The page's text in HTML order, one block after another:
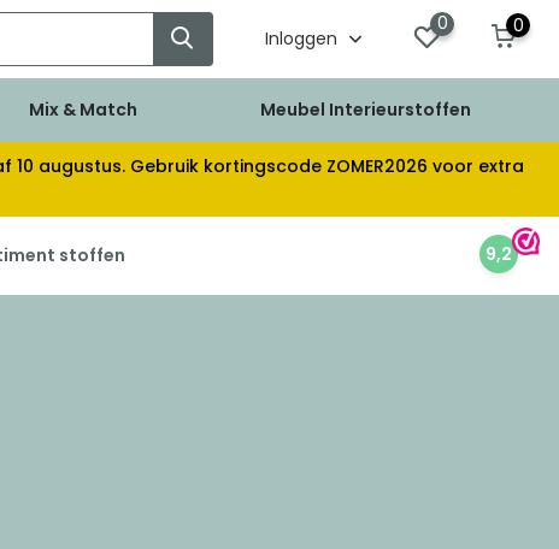
Inloggen
0 0
Mix & Match Meubel Interieurstoffen
augustus. Gebruik kortingscode ZOMER2026 voor extra
stoffen 9,2